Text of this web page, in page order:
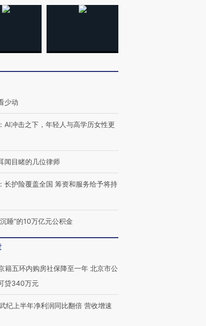
万
3种
博
接产
【特别呈现】寻找100种
有意思的生活方式·第三对
CFO：不靠规模取胜，华
少动
： AI冲击之下，年轻人与高学历女性更
闻目睹的几位律师
： 长护险覆盖全国 筹资和服务给予将持
睡”的10万亿元公积金
籍五环内购房社保降至一年 北京市公
贷340万元
纪上半年净利润同比翻倍 营收增速